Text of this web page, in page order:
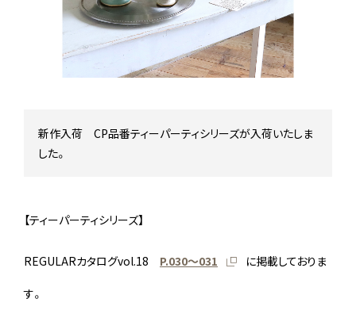
在庫/商品情報
Instagram
新作入荷 CP品番ティーパーティシリーズが入荷いたしま
した。
【ティーパーティシリーズ】
REGULARカタログvol.18 P.030〜031 に掲載しておりま
す。